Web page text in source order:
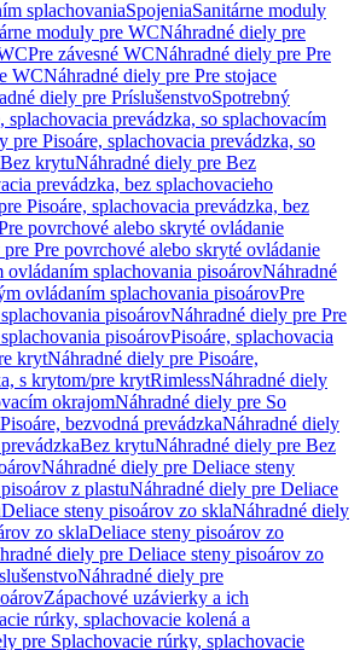
splachovaniaSpojeniaSanitárne moduly
moduly pre WCNáhradné diely pre
Pre závesné WCNáhradné diely pre Pre
WCNáhradné diely pre Pre stojace
diely pre PríslušenstvoSpotrebný
splachovacia prevádzka, so splachovacím
pre Pisoáre, splachovacia prevádzka, so
Bez krytuNáhradné diely pre Bez
prevádzka, bez splachovacieho
Pisoáre, splachovacia prevádzka, bez
povrchové alebo skryté ovládanie
Pre povrchové alebo skryté ovládanie
ovládaním splachovania pisoárovNáhradné
ovládaním splachovania pisoárovPre
pisoárovNáhradné diely pre Pre
pisoárovPisoáre, splachovacia
krytNáhradné diely pre Pisoáre,
s krytom/pre krytRimlessNáhradné diely
okrajomNáhradné diely pre So
Pisoáre, bezvodná prevádzkaNáhradné diely
Bez krytuNáhradné diely pre Bez
Náhradné diely pre Deliace steny
z plastuNáhradné diely pre Deliace
Deliace steny pisoárov zo sklaNáhradné diely
zo sklaDeliace steny pisoárov zo
diely pre Deliace steny pisoárov zo
Náhradné diely pre
Zápachové uzávierky a ich
rúrky, splachovacie kolená a
pre Splachovacie rúrky, splachovacie